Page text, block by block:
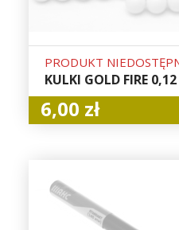
PRODUKT
KULKI GOLD FIRE
6,00 zł